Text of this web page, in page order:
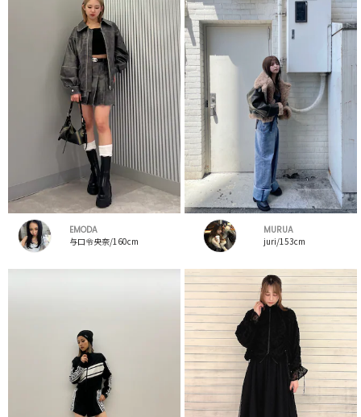
EMODA
与口令央奈/160cm
MURUA
juri/153cm